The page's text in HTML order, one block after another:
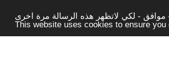
- لكي لاتظهر هذه الرسالة مرة اخرى -
This website uses cookies to ensure